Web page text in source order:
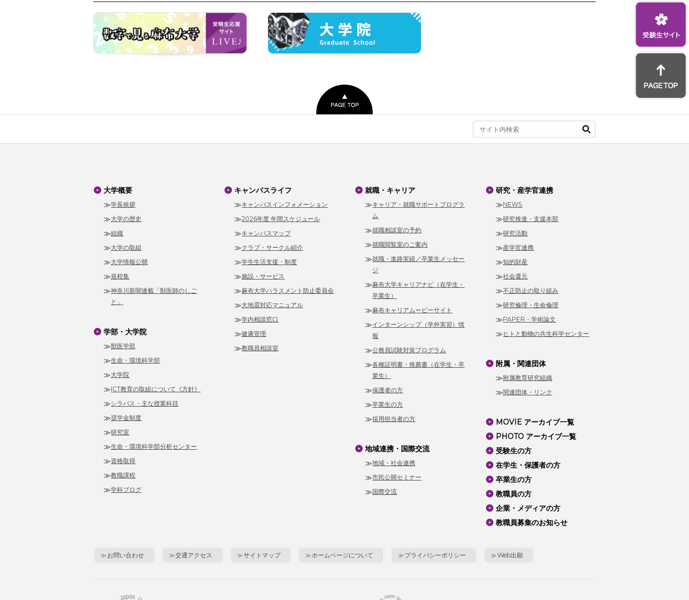
大学概要
学長挨拶
大学の歴史
組織
大学の取組
大学情報公開
規程集
神奈川新聞連載「獣医師のしご
と」
学部・大学院
獣医学部
生命・環境科学部
大学院
ICT教育の取組について《方針》
シラバス・主な授業科目
奨学金制度
研究室
生命・環境科学部分析センター
資格取得
教職課程
学科ブログ
キャンパスライフ
キャンパスインフォメーション
2026年度 年間スケジュール
キャンパスマップ
クラブ・サークル紹介
学生生活支援・制度
施設・サービス
麻布大学ハラスメント防止委員会
大地震対応マニュアル
学内相談窓口
健康管理
教職員相談室
就職・キャリア
キャリア・就職サポートプログラ
ム
就職相談室の予約
就職閲覧室のご案内
就職・進路実績／卒業生メッセー
ジ
麻布大学キャリアナビ（在学生・
卒業生）
麻布キャリアムービーサイト
インターンシップ（学外実習）情
報
公務員試験対策プログラム
各種証明書・推薦書（在学生・卒
業生）
保護者の方
卒業生の方
採用担当者の方
地域連携・国際交流
地域・社会連携
市民公開セミナー
国際交流
研究・産学官連携
NEWS
研究推進・支援本部
研究活動
産学官連携
知的財産
社会還元
不正防止の取り組み
研究倫理・生命倫理
PAPER・学術論文
ヒトと動物の共生科学センター
附属・関連団体
附属教育研究組織
関連団体・リンク
MOVIE アーカイブ一覧
PHOTO アーカイブ一覧
受験生の方
在学生・保護者の方
卒業生の方
教職員の方
企業・メディアの方
教職員募集のお知らせ
お問い合わせ 交通アクセス サイトマップ ホームページについて プライバシーポリシー Web出願